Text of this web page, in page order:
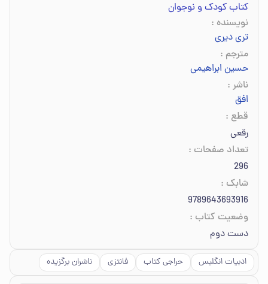
کتاب کودک و نوجوان
نویسنده :
تری دیری
مترجم :
حسین ابراهیمی
ناشر :
افق
قطع :
رقعی
تعداد صفحات :
296
شابک :
9789643693916
وضعیت کتاب :
دست دوم
ادبیات انگلیس حراجی کتاب فانتزی ناشران برگزیده